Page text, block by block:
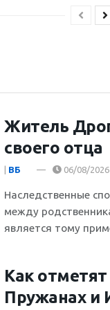
Житель
своего отца
| ВБ 06/08/2026
Наследственные
между
является тому
Как
Пружанах и